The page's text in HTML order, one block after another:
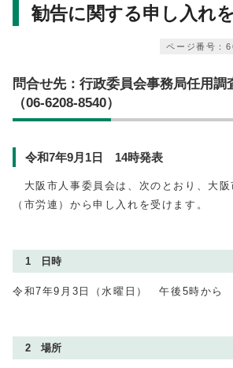
勧告に関する申し入れ
ページ番号：
問合せ先：行政委員会事務局任用調
（06-6208-8540）
令和7年9月1日 14時発表
大阪市人事委員会は、次のとおり、大阪
（市労連）から申し入れを受けます。
1 日時
令和7年9月3日（水曜日） 午後5時から
2 場所